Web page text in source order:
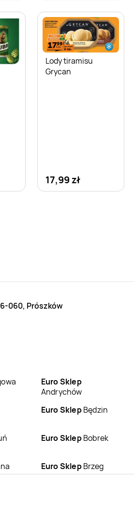
Lody tiramisu
Grycan
17,99 zł
060, Prószków
Euro Sklep
Andrychów
Euro SklepBędzin
Euro SklepBobrek
Euro SklepBrzeg